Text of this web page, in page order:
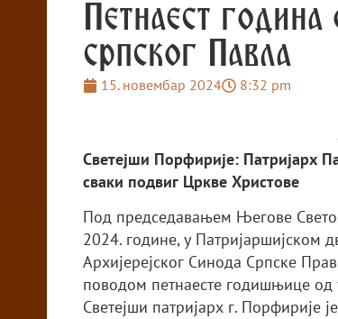
Петнаест година
српског Павла
15. новембар 2024 8:32 pm
Светејши Порфирије: Патријарх
сваки подвиг Цркве Христове
Под председавањем Његове
2024. године, у Патријаршијском
Архијерејског Синода Српске
поводом петнаесте годишњице од
Светејши патријарх г. Порфирије